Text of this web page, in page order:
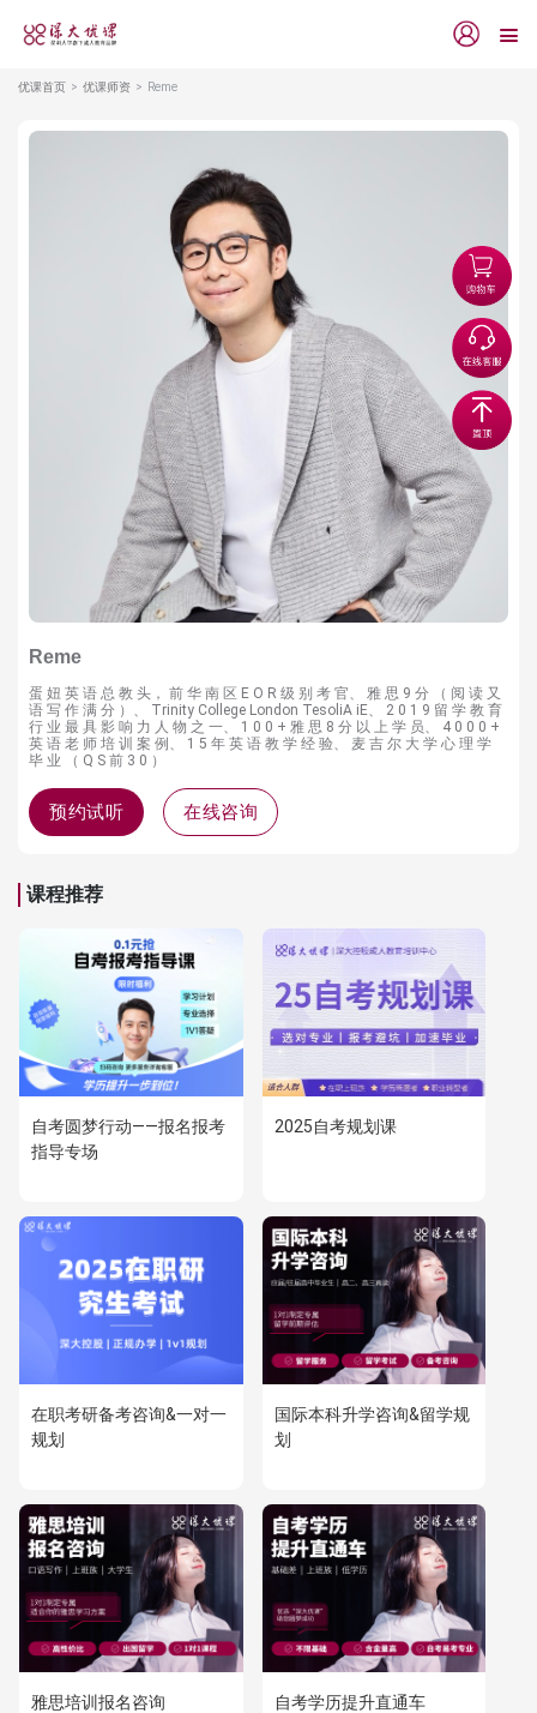
优课首页 优课师资 Reme
Reme
蛋 妞 英 语 总 教 头， 前 华 南 区 E O R 级 别 考 官、 雅 思 9 分 （ 阅 读 ⼜
语 写 作 满 分 ）、 Trinity College London TesoliA iE、 2 0 1 9 留 学 教 育
⾏ 业 最 具 影 响 ⼒ ⼈ 物 之 ⼀、 1 0 0 + 雅 思 8 分 以 上 学 员、 4 0 0 0 +
英 语 ⽼ 师 培 训 案 例、 1 5 年 英 语 教 学 经 验、 麦 吉 尔 ⼤ 学 ⼼ 理 学
毕 业 （ Q S 前 3 0 ）
预约试听 在线咨询
课程推荐
自考圆梦行动——报名报考
指导专场
2025自考规划课
在职考研备考咨询&一对一
规划
国际本科升学咨询&留学规
划
雅思培训报名咨询 自考学历提升直通车